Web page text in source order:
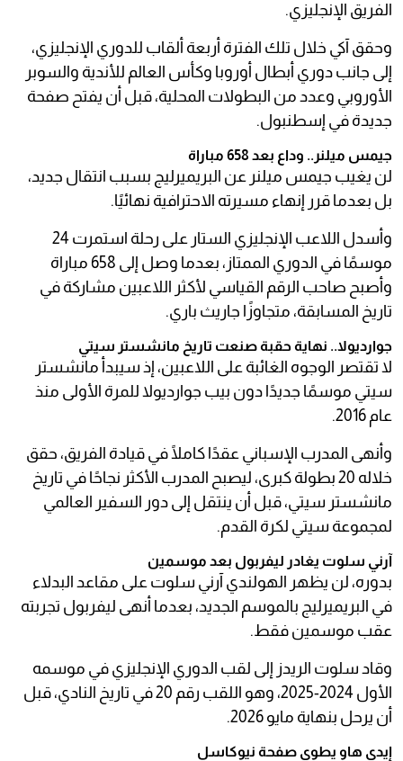
الفريق الإنجليزي.
وحقق آكي خلال تلك الفترة أربعة ألقاب للدوري الإنجليزي،
إلى جانب دوري أبطال أوروبا وكأس العالم للأندية والسوبر
الأوروبي وعدد من البطولات المحلية، قبل أن يفتح صفحة
جديدة في إسطنبول.
جيمس ميلنر.. وداع بعد 658 مباراة
لن يغيب جيمس ميلنر عن البريميرليج بسبب انتقال جديد،
بل بعدما قرر إنهاء مسيرته الاحترافية نهائيًا.
وأسدل اللاعب الإنجليزي الستار على رحلة استمرت 24
موسمًا في الدوري الممتاز، بعدما وصل إلى 658 مباراة
وأصبح صاحب الرقم القياسي لأكثر اللاعبين مشاركة في
تاريخ المسابقة، متجاوزًا جاريث باري.
جوارديولا.. نهاية حقبة صنعت تاريخ مانشستر سيتي
لا تقتصر الوجوه الغائبة على اللاعبين، إذ سيبدأ مانشستر
سيتي موسمًا جديدًا دون بيب جوارديولا للمرة الأولى منذ
عام 2016.
وأنهى المدرب الإسباني عقدًا كاملًا في قيادة الفريق، حقق
خلاله 20 بطولة كبرى، ليصبح المدرب الأكثر نجاحًا في تاريخ
مانشستر سيتي، قبل أن ينتقل إلى دور السفير العالمي
لمجموعة سيتي لكرة القدم.
آرني سلوت يغادر ليفربول بعد موسمين
بدوره، لن يظهر الهولندي آرني سلوت على مقاعد البدلاء
في البريميرليج بالموسم الجديد، بعدما أنهى ليفربول تجربته
عقب موسمين فقط.
وقاد سلوت الريدز إلى لقب الدوري الإنجليزي في موسمه
الأول 2024-2025، وهو اللقب رقم 20 في تاريخ النادي، قبل
أن يرحل بنهاية مايو 2026.
إيدي هاو يطوي صفحة نيوكاسل